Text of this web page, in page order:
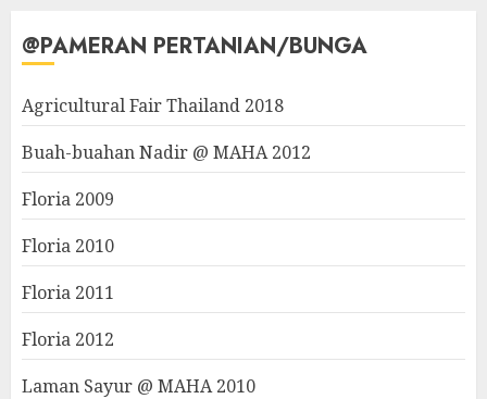
@PAMERAN PERTANIAN/BUNGA
Agricultural Fair Thailand 2018
Buah-buahan Nadir @ MAHA 2012
Floria 2009
Floria 2010
Floria 2011
Floria 2012
Laman Sayur @ MAHA 2010